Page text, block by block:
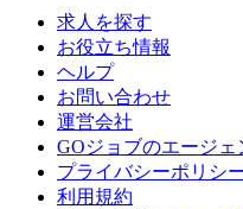
求人を探す
お役立ち情報
ヘルプ
お問い合わせ
運営会社
GOジョブのエージェ
プライバシーポリシ
利用規約